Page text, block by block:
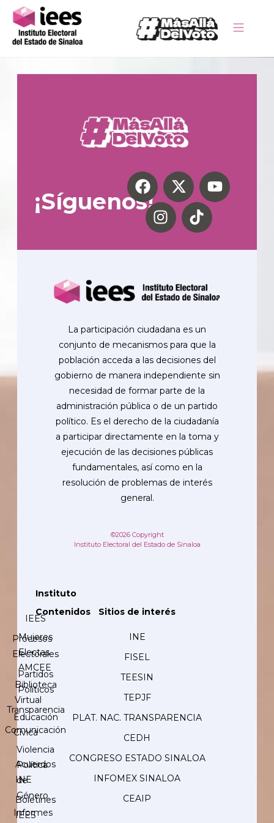
¡Síguenos!
La participación ciudadana es un
conjunto de mecanismos para que la
población acceda a las decisiones del
gobierno de manera independiente sin
necesidad de formar parte de la
administración pública o de un partido
político. Es el derecho de la ciudadanía
a participar directamente en la toma y
ejecución de las decisiones públicas
fundamentales, así como en la
resolución de problemas de interés
general.
©2026 Copyright
Instituto Electoral del Estado de Sinaloa
Instituto
IEES
Procesos
Electorales
Partidos
Políticos
Transparencia
Comunicación
Acuerdos
INE
Boletines
IEES
Contenidos
Mujeres
Electas
AMCEE
Biblioteca
Virtual
Educación
Cívica
Violencia
Política
de
Género
Informes
Sitios de interés
INE
FISEL
TEESIN
TEPJF
PLAT. NAC. TRANSPARENCIA
CEDH
CONGRESO ESTADO SINALOA
INFOMEX SINALOA
CEAIP